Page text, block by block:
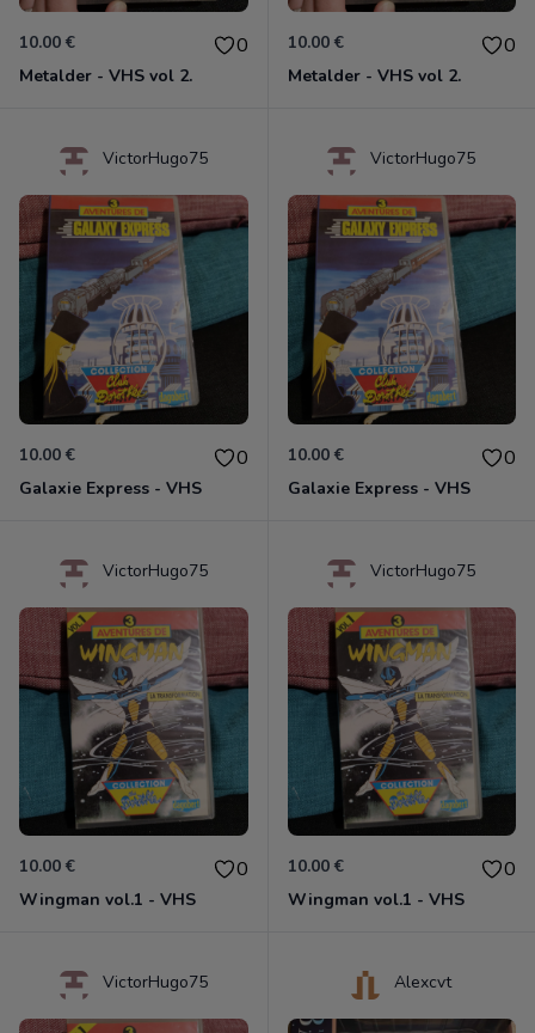
10.00 € 0
Metalder - VHS vol 2.
10.00 € 0
Metalder - VHS vol 2.
VictorHugo75
10.00 € 0
Galaxie Express - VHS
VictorHugo75
10.00 € 0
Galaxie Express - VHS
VictorHugo75
10.00 € 0
Wingman vol.1 - VHS
VictorHugo75
10.00 € 0
Wingman vol.1 - VHS
VictorHugo75 Alexcvt